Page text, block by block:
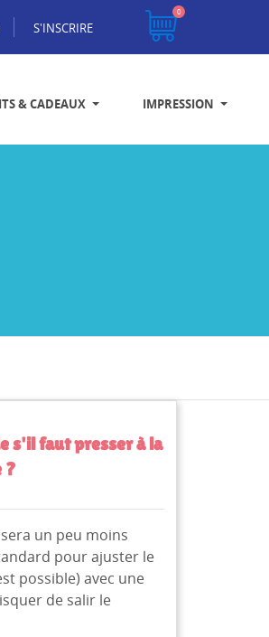
S'INSCRIRE
0
& CADEAUX IMPRESSION
s'il faut presser à la
?
un peu moins
pour ajuster le
possible) avec une
de salir le